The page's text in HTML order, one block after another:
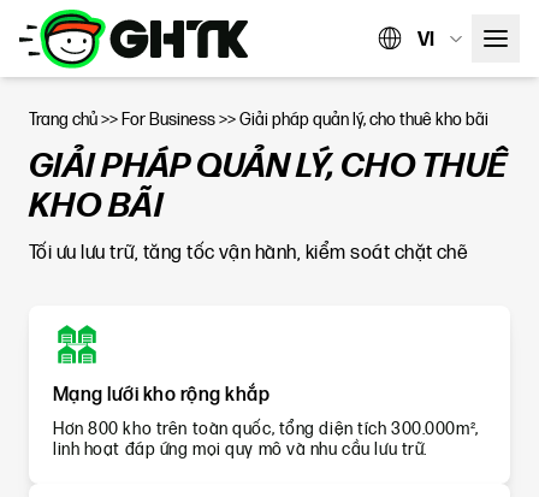
VI
Trang chủ>> For Business>>Giải pháp quản lý, cho thuê kho bãi
GIẢI PHÁP QUẢN LÝ, CHO THUÊ
KHO BÃI
Tối ưu lưu trữ, tăng tốc vận hành, kiểm soát chặt chẽ
Mạng lưới kho rộng khắp
Hơn 800 kho trên toàn quốc, tổng diện tích 300.000m²,
linh hoạt đáp ứng mọi quy mô và nhu cầu lưu trữ.